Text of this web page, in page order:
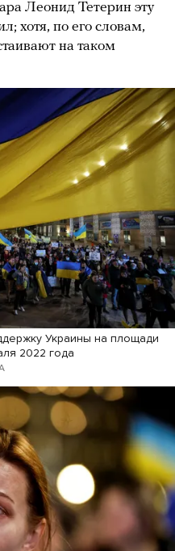
Леонид Тетерин эту
хотя, по его словам,
на таком
Украины на площади
2022 года